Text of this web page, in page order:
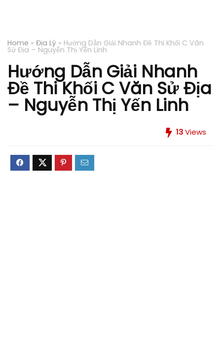
Home » Địa Lý » Hướng Dẫn Giải Nhanh Đề Thi Khối C Văn
Sử Địa – Nguyễn Thị Yến Linh
Hướng Dẫn Giải Nhanh
Đề Thi Khối C Văn Sử Địa
– Nguyễn Thị Yến Linh
13Views